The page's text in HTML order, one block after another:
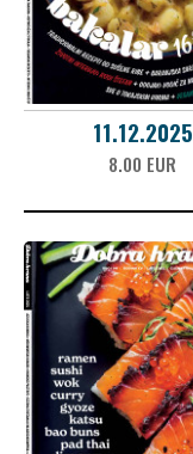
11.12.2025
8.00 EUR